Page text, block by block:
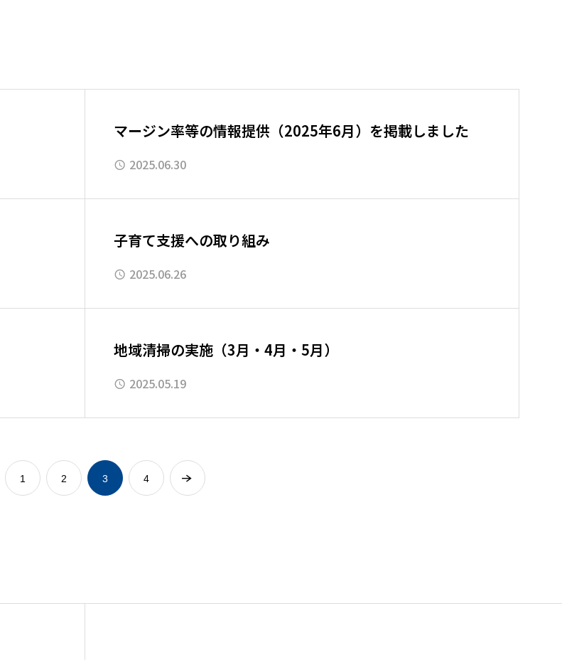
マージン率等の情報提供（2025年6月）を掲載しました
2025.06.30
子育て支援への取り組み
2025.06.26
地域清掃の実施（3月・4月・5月）
2025.05.19
1 2 3 4